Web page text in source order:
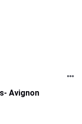
Avignon